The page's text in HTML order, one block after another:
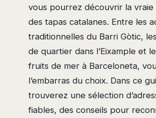
vous pourrez découvrir la
des tapas catalanes. Entre les
traditionnelles du Barri Gòtic,
de quartier dans l’Eixample et
fruits de mer à Barceloneta,
l’embarras du choix. Dans ce
trouverez une sélection
fiables, des conseils pour